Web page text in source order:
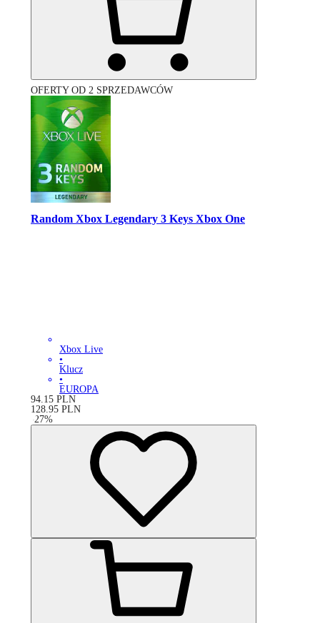
OFERTY OD 2 SPRZEDAWCÓW
Random Xbox Legendary 3 Keys Xbox One
Xbox Live
•
Klucz
•
EUROPA
94.15 PLN
128.95 PLN
-27%